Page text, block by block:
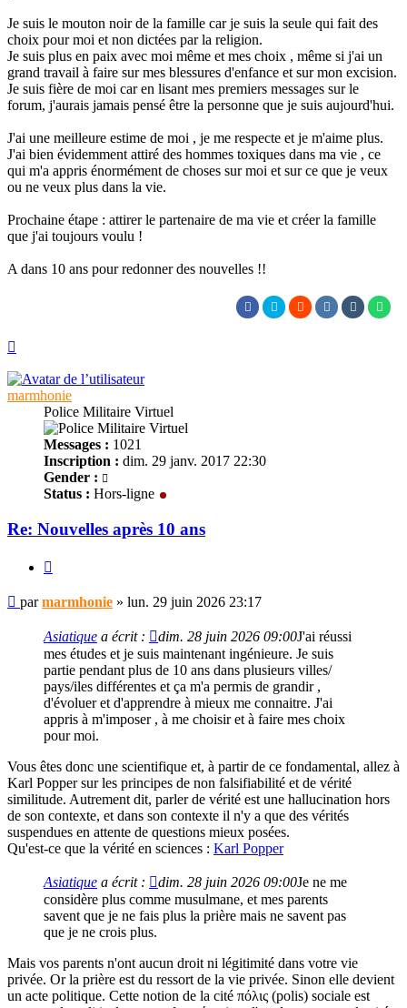
Je suis le mouton noir de la famille car je suis la seule qui fait des
choix pour moi et non dictées par la religion.
Je suis plus en paix avec moi même et mes choix , même si j'ai un
grand travail à faire sur mes blessures d'enfance et sur mon excision.
Je suis fière de moi car en lisant mes premiers messages sur le
forum, j'aurais jamais pensé être la personne que je suis aujourd'hui.
J'ai une meilleure estime de moi , je me respecte et je m'aime plus.
J'ai bien évidemment attiré des hommes toxiques dans ma vie , ce
qui m'a appris énormément de choses sur moi et sur ce que je veux
ou ne veux plus dans la vie.
Prochaine étape : attirer le partenaire de ma vie et créer la famille
que j'ai toujours voulu !
A dans 10 ans pour redonner des nouvelles !!
marmhonie
Police Militaire Virtuel
Messages : 1021
Inscription : dim. 29 janv. 2017 22:30
Gender :
Status : Hors-ligne
Re: Nouvelles après 10 ans
Message
non
parmarmhonie » lun. 29 juin 2026 23:17
Asiatique a écrit : dim. 28 juin 2026 09:00J'ai réussi
mes études et je suis maintenant ingénieure. Je suis
partie pendant plus de 10 ans dans plusieurs villes/
pays/iles différentes et ça m'a permis de grandir ,
d'évoluer et d'apprendre à mieux me connaitre. J'ai
appris à m'imposer , à me choisir et à faire mes choix
pour moi.
Vous êtes donc une scientifique et, à partir de ce fondamental, allez à
Karl Popper sur les principes de non falsifiabilité et de vérité
similitude. Autrement dit, parler de vérité est une hallucination hors
de son contexte, et dans son contexte il n'y a que des vérités
suspendues en attente de questions mieux posées.
Qu'est-ce que la vérité en sciences : Karl Popper
Asiatique a écrit : dim. 28 juin 2026 09:00Je ne me
considère plus comme musulmane, et mes parents
savent que je ne fais plus la prière mais ne savent pas
que je ne crois plus.
Mais vos parents n'ont aucun droit ni légitimité dans votre vie
privée. Or la prière est du ressort de la vie privée. Sinon elle devient
un acte politique. Cette notion de la cité πόλις (polis) sociale est